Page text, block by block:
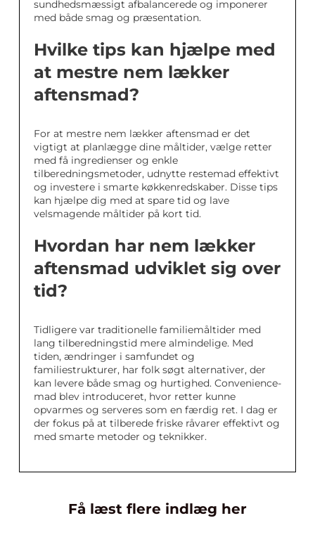
sundhedsmæssigt afbalancerede og imponerer
med både smag og præsentation.
Hvilke tips kan hjælpe med
at mestre nem lækker
aftensmad?
For at mestre nem lækker aftensmad er det
vigtigt at planlægge dine måltider, vælge retter
med få ingredienser og enkle
tilberedningsmetoder, udnytte restemad effektivt
og investere i smarte køkkenredskaber. Disse tips
kan hjælpe dig med at spare tid og lave
velsmagende måltider på kort tid.
Hvordan har nem lækker
aftensmad udviklet sig over
tid?
Tidligere var traditionelle familiemåltider med
lang tilberedningstid mere almindelige. Med
tiden, ændringer i samfundet og
familiestrukturer, har folk søgt alternativer, der
kan levere både smag og hurtighed. Convenience-
mad blev introduceret, hvor retter kunne
opvarmes og serveres som en færdig ret. I dag er
der fokus på at tilberede friske råvarer effektivt og
med smarte metoder og teknikker.
Få læst flere indlæg her